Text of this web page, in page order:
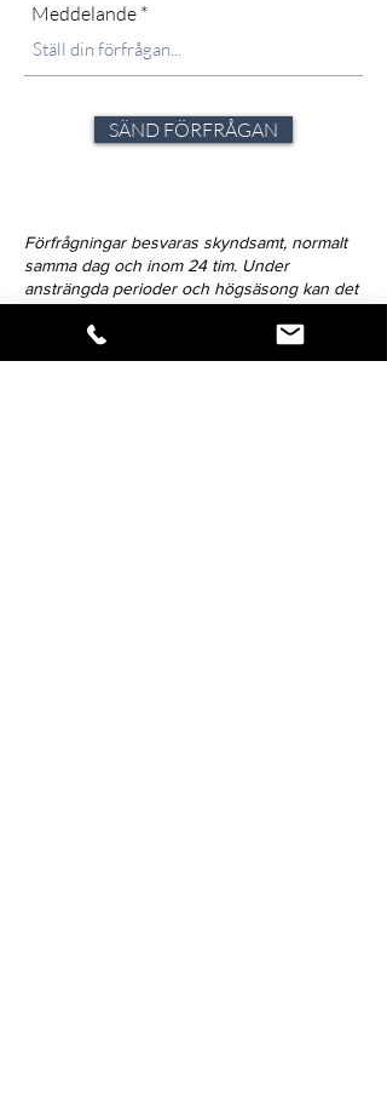
Meddelande
SÄND FÖRFRÅGAN
Förfrågningar besvaras skyndsamt, normalt
samma dag och inom 24 tim. Under
ansträngda perioder och högsäsong kan det
inom 72-timmar.